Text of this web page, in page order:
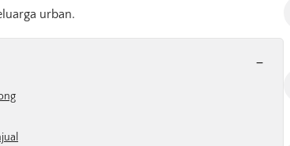
urban.
-